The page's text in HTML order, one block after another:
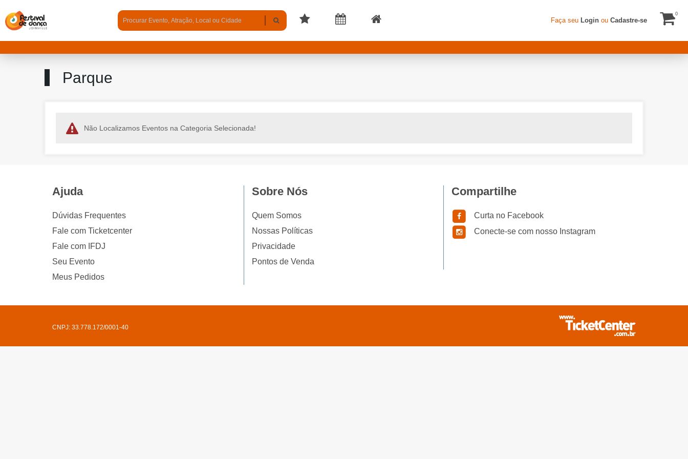
Faça seu Login ou Cadastre-se
0
Parque
Não Localizamos Eventos na Categoria Selecionada!
Ajuda
Dúvidas Frequentes
Fale com Ticketcenter
Fale com IFDJ
Seu Evento
Meus Pedidos
Sobre Nós
Quem Somos
Nossas Políticas
Privacidade
Pontos de Venda
Compartilhe
Curta no Facebook
Conecte-se com nosso Instagram
CNPJ: 33.778.172/0001-40